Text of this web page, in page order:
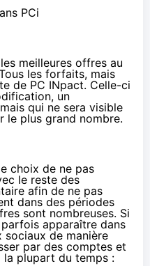
meilleures offres au
les forfaits, mais
de PC INpact. Celle-ci
un
qui ne sera visible
le plus grand nombre.
choix de ne pas
le reste des
afin de ne pas
dans des périodes
sont nombreuses. Si
apparaître dans
sociaux de manière
par des comptes et
la plupart du temps :